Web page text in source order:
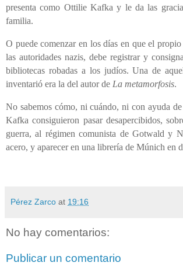
presenta como Ottilie Kafka y le da las
familia.
O puede comenzar en los días en que el
las autoridades nazis, debe registrar y
bibliotecas robadas a los judíos. Una de
inventarió era la del autor de La metamorfosis.
No sabemos cómo, ni cuándo, ni con ayuda
Kafka consiguieron pasar desapercibidos,
guerra, al régimen comunista de Gotwald y
acero, y aparecer en una librería de Múnich en
Pérez Zarco at 19:16
No hay comentarios:
Publicar un comentario